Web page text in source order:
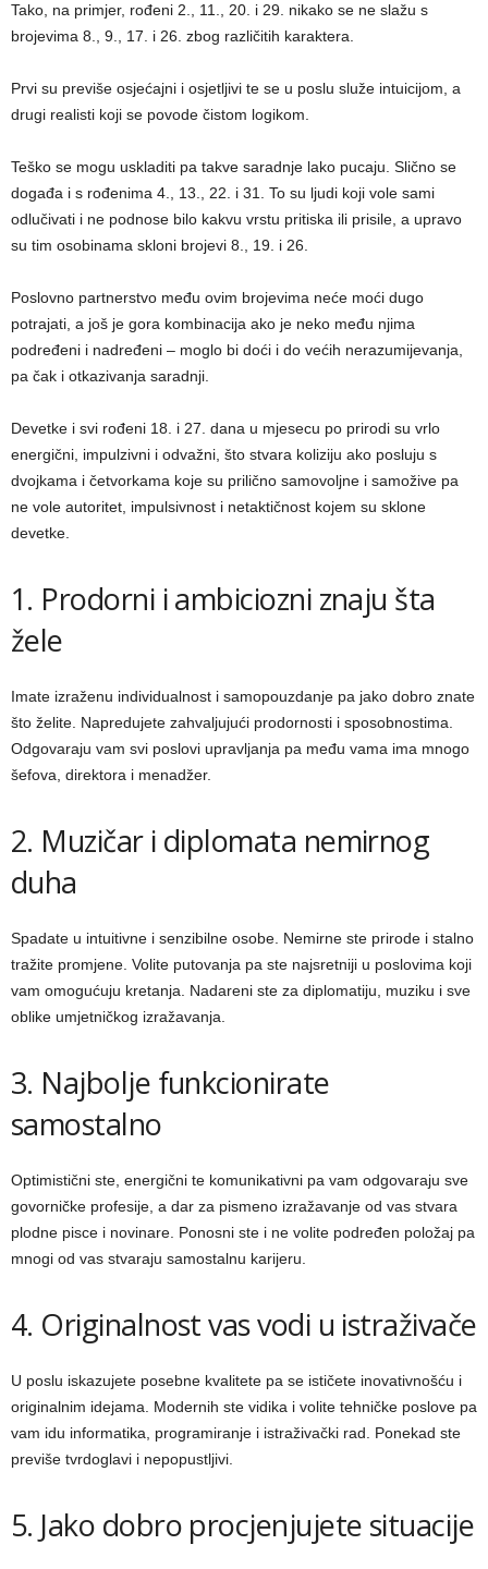
Tako, na primjer, rođeni 2., 11., 20. i 29. nikako se ne slažu s
brojevima 8., 9., 17. i 26. zbog različitih karaktera.
Prvi su previše osjećajni i osjetljivi te se u poslu služe intuicijom, a
drugi realisti koji se povode čistom logikom.
Teško se mogu uskladiti pa takve saradnje lako pucaju. Slično se
događa i s rođenima 4., 13., 22. i 31. To su ljudi koji vole sami
odlučivati i ne podnose bilo kakvu vrstu pritiska ili prisile, a upravo
su tim osobinama skloni brojevi 8., 19. i 26.
Poslovno partnerstvo među ovim brojevima neće moći dugo
potrajati, a još je gora kombinacija ako je neko među njima
podređeni i nadređeni – moglo bi doći i do većih nerazumijevanja,
pa čak i otkazivanja saradnji.
Devetke i svi rođeni 18. i 27. dana u mjesecu po prirodi su vrlo
energični, impulzivni i odvažni, što stvara koliziju ako posluju s
dvojkama i četvorkama koje su prilično samovoljne i samožive pa
ne vole autoritet, impulsivnost i netaktičnost kojem su sklone
devetke.
1. Prodorni i ambiciozni znaju šta
žele
Imate izraženu individualnost i samopouzdanje pa jako dobro znate
što želite. Napredujete zahvaljujući prodornosti i sposobnostima.
Odgovaraju vam svi poslovi upravljanja pa među vama ima mnogo
šefova, direktora i menadžer.
2. Muzičar i diplomata nemirnog
duha
Spadate u intuitivne i senzibilne osobe. Nemirne ste prirode i stalno
tražite promjene. Volite putovanja pa ste najsretniji u poslovima koji
vam omogućuju kretanja. Nadareni ste za diplomatiju, muziku i sve
oblike umjetničkog izražavanja.
3. Najbolje funkcionirate
samostalno
Optimistični ste, energični te komunikativni pa vam odgovaraju sve
govorničke profesije, a dar za pismeno izražavanje od vas stvara
plodne pisce i novinare. Ponosni ste i ne volite podređen položaj pa
mnogi od vas stvaraju samostalnu karijeru.
4. Originalnost vas vodi u istraživače
U poslu iskazujete posebne kvalitete pa se ističete inovativnošću i
originalnim idejama. Modernih ste vidika i volite tehničke poslove pa
vam idu informatika, programiranje i istraživački rad. Ponekad ste
previše tvrdoglavi i nepopustljivi.
5. Jako dobro procjenjujete situacije